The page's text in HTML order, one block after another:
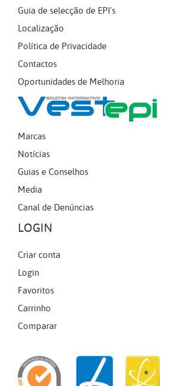
Guia de selecção de EPI's
Localização
Política de Privacidade
Contactos
Oportunidades de Melhoria
Marcas
Notícias
Guias e Conselhos
Media
Canal de Denúncias
LOGIN
Criar conta
Login
Favoritos
Carrinho
Comparar